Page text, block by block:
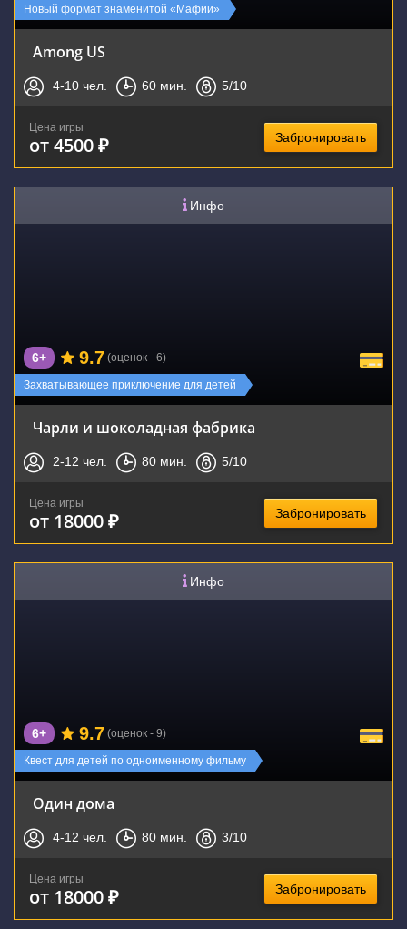
Новый формат знаменитой «Мафии»
Among US
4-10 чел. 60 мин. 5/10
Цена игры
от 4500 ₽ Забронировать
Инфо
Захватывающее приключение для детей
6+ 9.7 (оценок - 6)
Чарли и шоколадная фабрика
2-12 чел. 80 мин. 5/10
Цена игры
от 18000 ₽ Забронировать
Инфо
Квест для детей по одноименному фильму
6+ 9.7 (оценок - 9)
Один дома
4-12 чел. 80 мин. 3/10
Цена игры
от 18000 ₽ Забронировать